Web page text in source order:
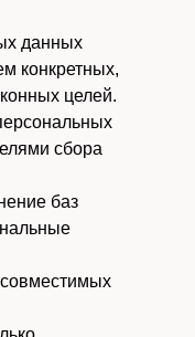
данных
конкретных,
целей.
сбора
баз